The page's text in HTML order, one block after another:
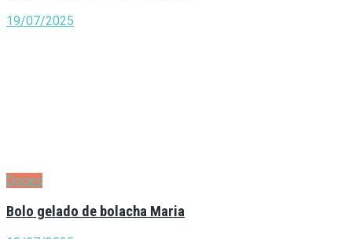
19/07/2025
Doces
Bolo gelado de bolacha Maria